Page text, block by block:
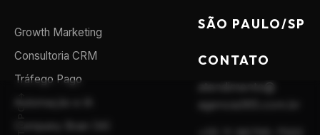
Growth Marketing
Consultoria CRM
Tráfego Pago
SÃO PAULO/SP
CONTATO